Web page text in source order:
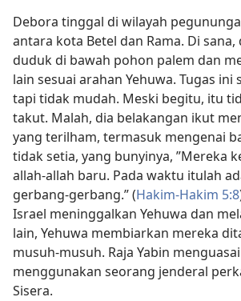
Debora tinggal di wilayah
antara kota Betel dan Rama. Di sana,
duduk di bawah pohon palem dan
lain sesuai arahan Yehuwa. Tugas ini
tapi tidak mudah. Meski begitu, itu
takut. Malah, dia belakangan ikut
yang terilham, termasuk mengenai
tidak setia, yang bunyinya, ”Mereka
allah-allah baru. Pada waktu itulah
gerbang-gerbang.” (Hakim-Hakim 5:8
Israel meninggalkan Yehuwa dan
lain, Yehuwa membiarkan mereka
musuh-musuh. Raja Yabin
menggunakan seorang jenderal
Sisera.